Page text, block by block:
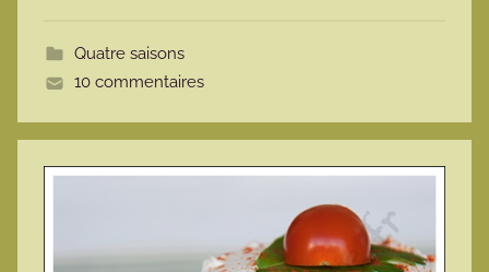
Quatre saisons
10 commentaires